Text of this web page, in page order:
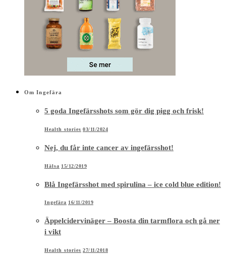
Om Ingefära
5 goda Ingefärsshots som gör dig pigg och frisk!
Health stories 03/11/2024
Nej, du får inte cancer av ingefärsshot!
Hälsa 15/12/2019
Blå Ingefärsshot med spirulina – ice cold blue edition!
Ingefära 16/11/2019
Äppelcidervinäger – Boosta din tarmflora och gå ner
i vikt
Health stories 27/11/2018